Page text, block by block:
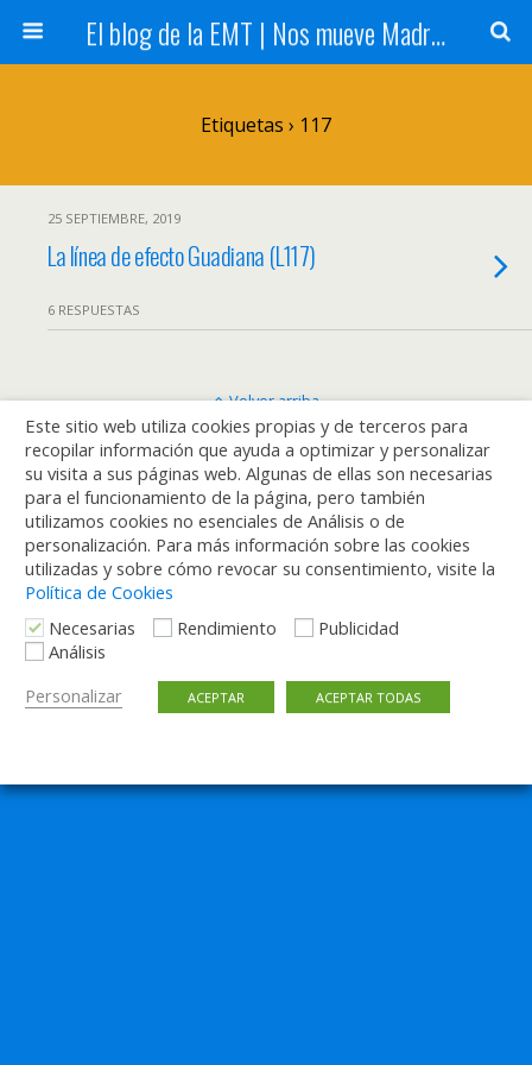
El blog de la EMT | Nos mueve Madrid
Etiquetas › 117
25 SEPTIEMBRE, 2019
La línea de efecto Guadiana (L117)
6 RESPUESTAS
Volver arriba
Móvil Escritorio
Este sitio web utiliza cookies propias y de terceros para
recopilar información que ayuda a optimizar y personalizar
su visita a sus páginas web. Algunas de ellas son necesarias
para el funcionamiento de la página, pero también
utilizamos cookies no esenciales de Análisis o de
personalización. Para más información sobre las cookies
utilizadas y sobre cómo revocar su consentimiento, visite la
Política de Cookies
Necesarias
Rendimiento
Publicidad
Análisis
Personalizar
ACEPTAR ACEPTAR TODAS